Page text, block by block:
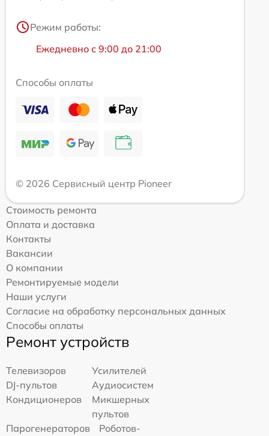
Режим работы:
Ежедневно с 9:00 до 21:00
Способы оплаты
© 2026 Сервисный центр Pioneer
Стоимость ремонта
Оплата и доставка
Контакты
Вакансии
О компании
Ремонтируемые модели
Наши услуги
Согласие на обработку персональных данных
Способы оплаты
Ремонт устройств
Телевизоров
Усилителей
DJ-пультов
Аудиосистем
Кондиционеров
Микшерных
пультов
Парогенераторов
Роботов-